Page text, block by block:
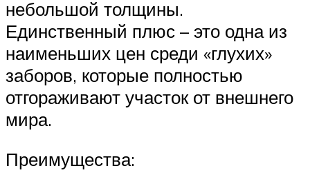
небольшой толщины.
Единственный плюс – это одна из
наименьших цен среди «глухих»
заборов, которые полностью
отгораживают участок от внешнего
мира.
Преимущества: